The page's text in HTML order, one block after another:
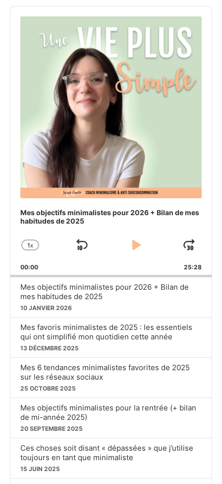
Audio
Player
Mes objectifs minimalistes pour 2026 + Bilan de mes
habitudes de 2025
CHANGE
RATE
1X
SKIP
PLAY
PAUSE
00:00 25:28
Mes objectifs minimalistes pour 2026 + Bilan de
mes habitudes de 2025
10 JANVIER 2026
Mes favoris minimalistes de 2025 : les essentiels
qui ont simplifié mon quotidien cette année
13 DÉCEMBRE 2025
Mes 6 tendances minimalistes favorites de 2025
sur les réseaux sociaux
25 OCTOBRE 2025
Mes objectifs minimalistes pour la rentrée (+ bilan
de mi-année 2025)
20 SEPTEMBRE 2025
Ces choses soit disant « dépassées » que j’utilise
toujours en tant que minimaliste
15 JUIN 2025